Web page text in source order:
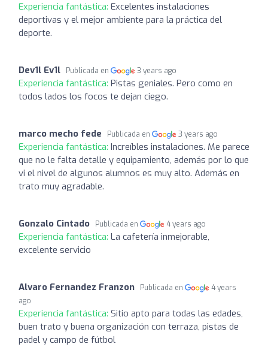
Experiencia fantástica: Excelentes instalaciones
deportivas y el mejor ambiente para la práctica del
deporte.
Dev1l Ev1l Publicada en 3 years ago
Experiencia fantástica: Pistas geniales. Pero como en
todos lados los focos te dejan ciego.
marco mecho fede Publicada en 3 years ago
Experiencia fantástica: Increíbles instalaciones. Me parece
que no le falta detalle y equipamiento, además por lo que
vi el nivel de algunos alumnos es muy alto. Además en
trato muy agradable.
Gonzalo Cintado Publicada en 4 years ago
Experiencia fantástica: La cafetería inmejorable,
excelente servicio
Alvaro Fernandez Franzon Publicada en
4 years
ago
Experiencia fantástica: Sitio apto para todas las edades,
buen trato y buena organización con terraza, pistas de
padel y campo de fútbol